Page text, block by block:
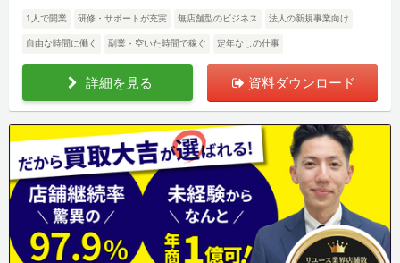
1人で開業 研修・サポートが充実 無店舗型のビジネス 法人の新規事業向け
自由な時間に働く 副業・空いた時間で稼ぐ 定年なしの仕事
詳細を見る 資料ダウンロード